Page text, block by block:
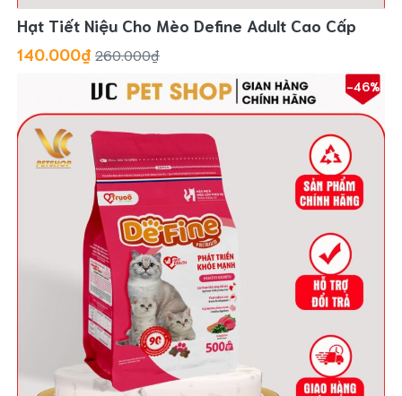
Hạt Tiết Niệu Cho Mèo Define Adult Cao Cấp
140.000₫ 260.000₫
-46%